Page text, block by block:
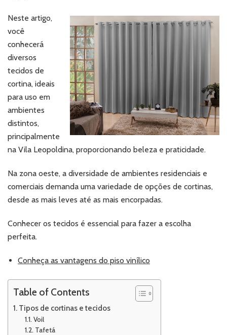
Neste artigo,
você
conhecerá
diversos
tecidos de
cortina, ideais
para uso em
ambientes
distintos,
principalmente
na Vila Leopoldina, proporcionando beleza e praticidade.
Na zona oeste, a diversidade de ambientes residenciais e
comerciais demanda uma variedade de opções de cortinas,
desde as mais leves até as mais encorpadas.
Conhecer os tecidos é essencial para fazer a escolha
perfeita.
Conheça as vantagens do piso vinílico
Table of Contents
Tipos de cortinas e tecidos
Voil
Tafetá